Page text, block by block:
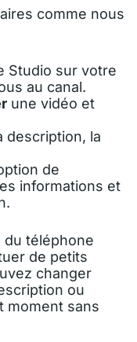
comme nous
Studio sur votre
au canal.
une vidéo et
description, la
de
informations et
du téléphone
de petits
changer
ou
moment sans